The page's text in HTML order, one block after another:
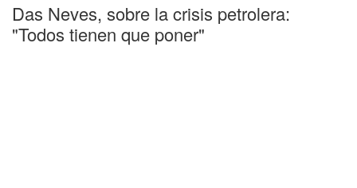
Das Neves, sobre la crisis petrolera:
"Todos tienen que poner"